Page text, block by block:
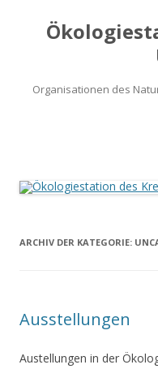
Organisationen des
ARCHIV DER KATEGORIE:
Ausstellungen
Austellungen in der